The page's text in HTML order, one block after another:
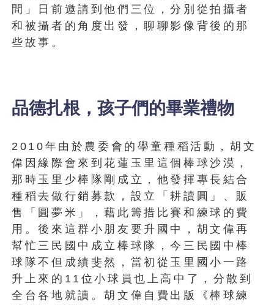
間」日前邀請到他們三位，分別從拍攝者
和被攝者的角度出發，聊聊影像背後的那
些故事。
品德扎根，孩子們的畢業禮物
2010年由於農委會的學童種稻活動，胡文
偉因緣際會來到花蓮玉里這個棒球沙漠，
那時玉里少棒隊剛成立，他發揮專長結合
種稻去做行銷募款，設立「耕讀圓」、販
售「圓夢米」，藉此籌措比賽和練球的費
用。後來這群小朋友要升國中，胡文偉再
幫忙三民國中成立棒球隊，今三民國中棒
球隊不但成績斐然，當初從玉里國小一路
升上來的11位小球員也上高中了，分散到
全台各地就讀。胡文偉自費出版《棒球練